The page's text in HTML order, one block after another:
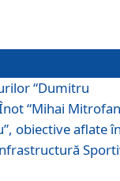
“Dumitru
“Mihai
obiective aflate